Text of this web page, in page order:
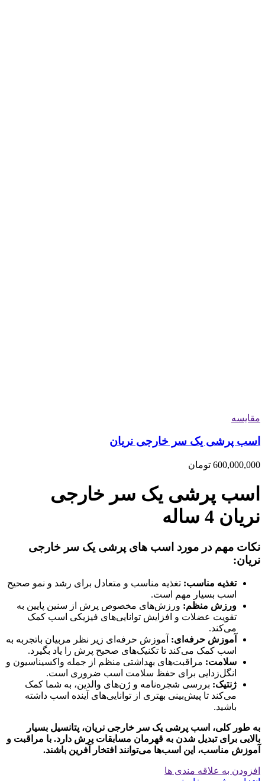
مقایسه
اسب پرشی یک سر خارجی نریان
600,000,000 تومان
اسب پرشی یک سر خارجی
نریان 4 ساله
نکات مهم در مورد اسب های پرشی یک سر خارجی
نریان:
تغذیه مناسب: تغذیه مناسب و متعادل برای رشد و نمو صحیح
اسب بسیار مهم است.
ورزش منظم: ورزش‌های مخصوص پرش از سنین پایین به
تقویت عضلات و افزایش توانایی‌های فیزیکی اسب کمک
می‌کند.
آموزش حرفه‌ای: آموزش حرفه‌ای زیر نظر مربیان باتجربه به
اسب کمک می‌کند تا تکنیک‌های صحیح پرش را یاد بگیرد.
سلامت: مراقبت‌های بهداشتی منظم از جمله واکسیناسیون و
انگل‌زدایی برای حفظ سلامت اسب ضروری است.
ژنتیک: بررسی شجره‌نامه و ژن‌های والدین، به شما کمک
می‌کند تا پیش‌بینی بهتری از توانایی‌های آینده اسب داشته
باشید.
به طور کلی، اسب پرشی یک سر خارجی نریان، پتانسیل بسیار
بالایی برای تبدیل شدن به قهرمان مسابقات پرش دارد. با مراقبت و
آموزش مناسب، این اسب‌ها می‌توانند افتخار آفرین باشند.
افزودن به علاقه مندی ها